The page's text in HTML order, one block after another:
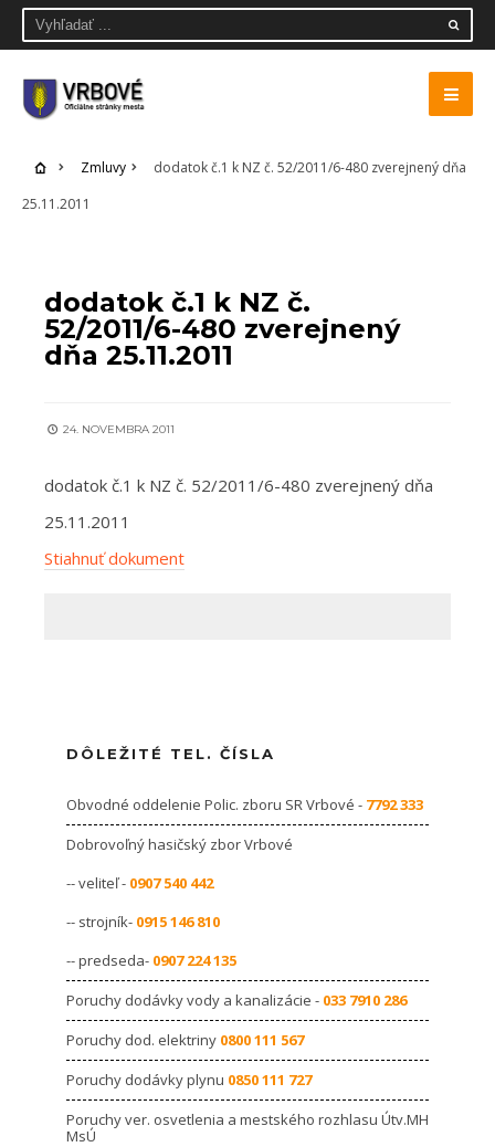
Zmluvy
dodatok č.1 k NZ č. 52/2011/6-480 zverejnený dňa
25.11.2011
dodatok č.1 k NZ č.
52/2011/6-480 zverejnený
dňa 25.11.2011
24. NOVEMBRA 2011
dodatok č.1 k NZ č. 52/2011/6-480 zverejnený dňa
25.11.2011
Stiahnuť dokument
DÔLEŽITÉ TEL. ČÍSLA
Obvodné oddelenie Polic. zboru SR Vrbové - 7792 333
Dobrovoľný hasičský zbor Vrbové
-- veliteľ - 0907 540 442
-- strojník- 0915 146 810
-- predseda- 0907 224 135
Poruchy dodávky vody a kanalizácie - 033 7910 286
Poruchy dod. elektriny 0800 111 567
Poruchy dodávky plynu 0850 111 727
Poruchy ver. osvetlenia a mestského rozhlasu Útv.MH
MsÚ